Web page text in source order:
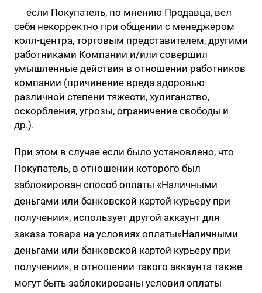
если Покупатель, по мнению Продавца, вел
себя некорректно при общении с менеджером
колл-центра, торговым представителем, другими
работниками Компании и/или совершил
умышленные действия в отношении работников
компании (причинение вреда здоровью
различной степени тяжести, хулиганство,
оскорбления, угрозы, ограничение свободы и
др.).
При этом в случае если было установлено, что
Покупатель, в отношении которого был
заблокирован способ оплаты «Наличными
деньгами или банковской картой курьеру при
получении», использует другой аккаунт для
заказа товара на условиях оплаты«Наличными
деньгами или банковской картой курьеру при
получении», в отношении такого аккаунта также
могут быть заблокированы условия оплаты